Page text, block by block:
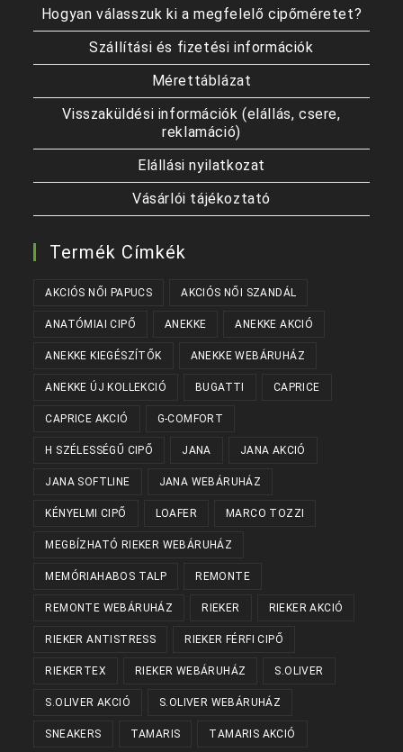
Hogyan válasszuk ki a megfelelő cipőméretet?
Szállítási és fizetési információk
Mérettáblázat
Visszaküldési információk (elállás, csere,
reklamáció)
Elállási nyilatkozat
Vásárlói tájékoztató
Termék Címkék
AKCIÓS NŐI PAPUCS AKCIÓS NŐI SZANDÁL
ANATÓMIAI CIPŐ ANEKKE ANEKKE AKCIÓ
ANEKKE KIEGÉSZÍTŐK ANEKKE WEBÁRUHÁZ
ANEKKE ÚJ KOLLEKCIÓ BUGATTI CAPRICE
CAPRICE AKCIÓ G-COMFORT
H SZÉLESSÉGŰ CIPŐ JANA JANA AKCIÓ
JANA SOFTLINE JANA WEBÁRUHÁZ
KÉNYELMI CIPŐ LOAFER MARCO TOZZI
MEGBÍZHATÓ RIEKER WEBÁRUHÁZ
MEMÓRIAHABOS TALP REMONTE
REMONTE WEBÁRUHÁZ RIEKER RIEKER AKCIÓ
RIEKER ANTISTRESS RIEKER FÉRFI CIPŐ
RIEKERTEX RIEKER WEBÁRUHÁZ S.OLIVER
S.OLIVER AKCIÓ S.OLIVER WEBÁRUHÁZ
SNEAKERS TAMARIS TAMARIS AKCIÓ